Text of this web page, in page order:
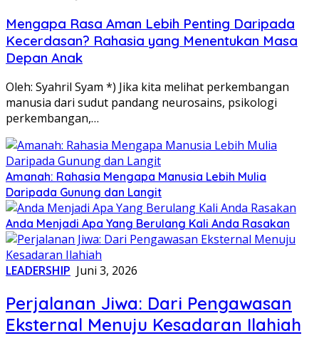
Mengapa Rasa Aman Lebih Penting Daripada
Kecerdasan? Rahasia yang Menentukan Masa
Depan Anak
Oleh: Syahril Syam *) Jika kita melihat perkembangan
manusia dari sudut pandang neurosains, psikologi
perkembangan,…
Amanah: Rahasia Mengapa Manusia Lebih Mulia
Daripada Gunung dan Langit
Anda Menjadi Apa Yang Berulang Kali Anda Rasakan
LEADERSHIP Juni 3, 2026
Perjalanan Jiwa: Dari Pengawasan
Eksternal Menuju Kesadaran Ilahiah